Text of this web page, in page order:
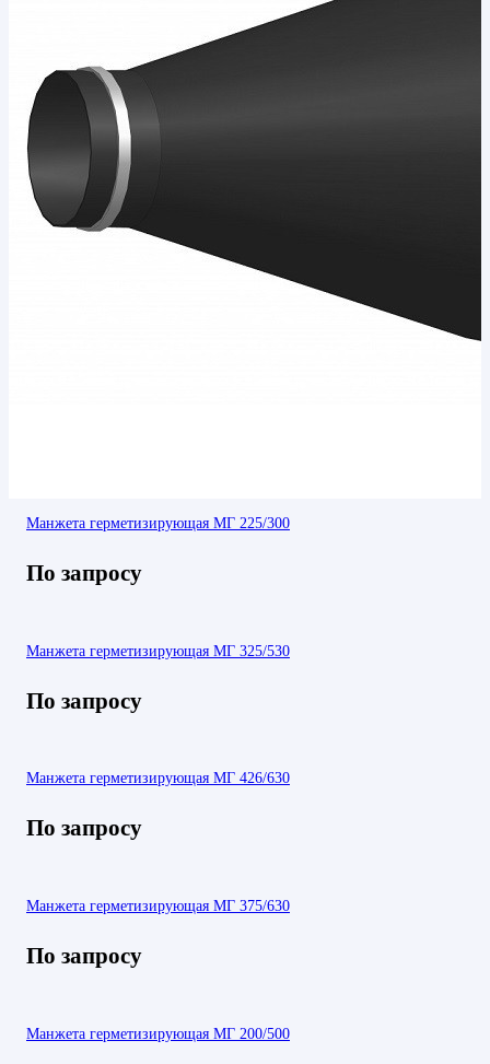
Манжета герметизирующая МГ 225/300
По запросу
Манжета герметизирующая МГ 325/530
По запросу
Манжета герметизирующая МГ 426/630
По запросу
Манжета герметизирующая МГ 375/630
По запросу
Манжета герметизирующая МГ 200/500